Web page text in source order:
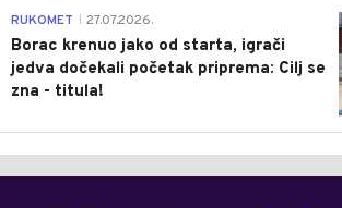
RUKOMET 27.07.2026.
Borac krenuo jako od starta, igrači
jedva dočekali početak priprema: Cilj se
zna - titula!